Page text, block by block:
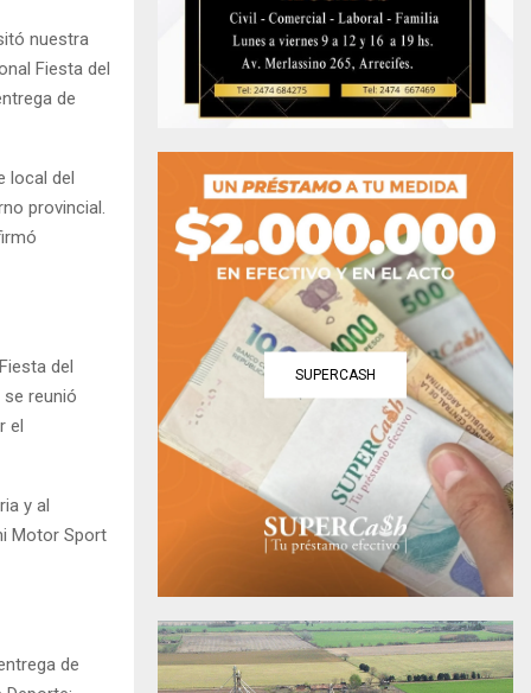
nuestra
Fiesta del
de
local del
provincial.
del
reunió
el
y al
Motor Sport
de
SUPERCASH